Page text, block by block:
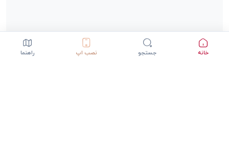
خانه جستجو نصب اپ راهنما